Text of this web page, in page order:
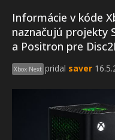
Informácie v kóde
naznačujú projekty
a Positron pre
Xbox Next pridal saver